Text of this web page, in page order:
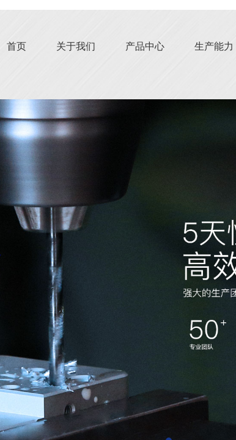
首页 关于我们 产品中心 生产能力